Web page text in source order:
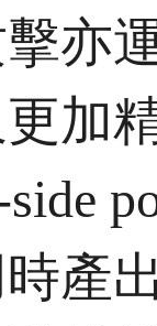
亦
加
產